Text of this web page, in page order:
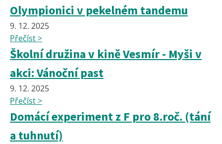
Olympionici v pekelném tandemu
9. 12. 2025
Přečíst >
Školní družina v kině Vesmír - Myši v
akci: Vánoční past
9. 12. 2025
Přečíst >
Domácí experiment z F pro 8.roč. (tání
a tuhnutí)